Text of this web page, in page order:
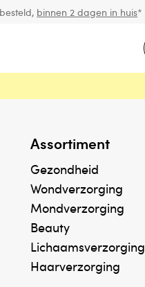
binnen 2 dagen in huis*
Assortiment
Gezondheid
Wondverzorging
Mondverzorging
Beauty
Lichaamsverzorging
Haarverzorging